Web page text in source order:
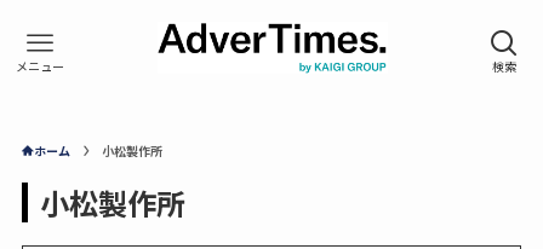
ホーム 小松製作所
小松製作所